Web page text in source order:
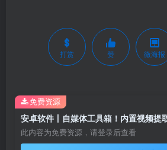
打赏 赞 微海报
此内容为免费资源，请登录后查看
免费资源